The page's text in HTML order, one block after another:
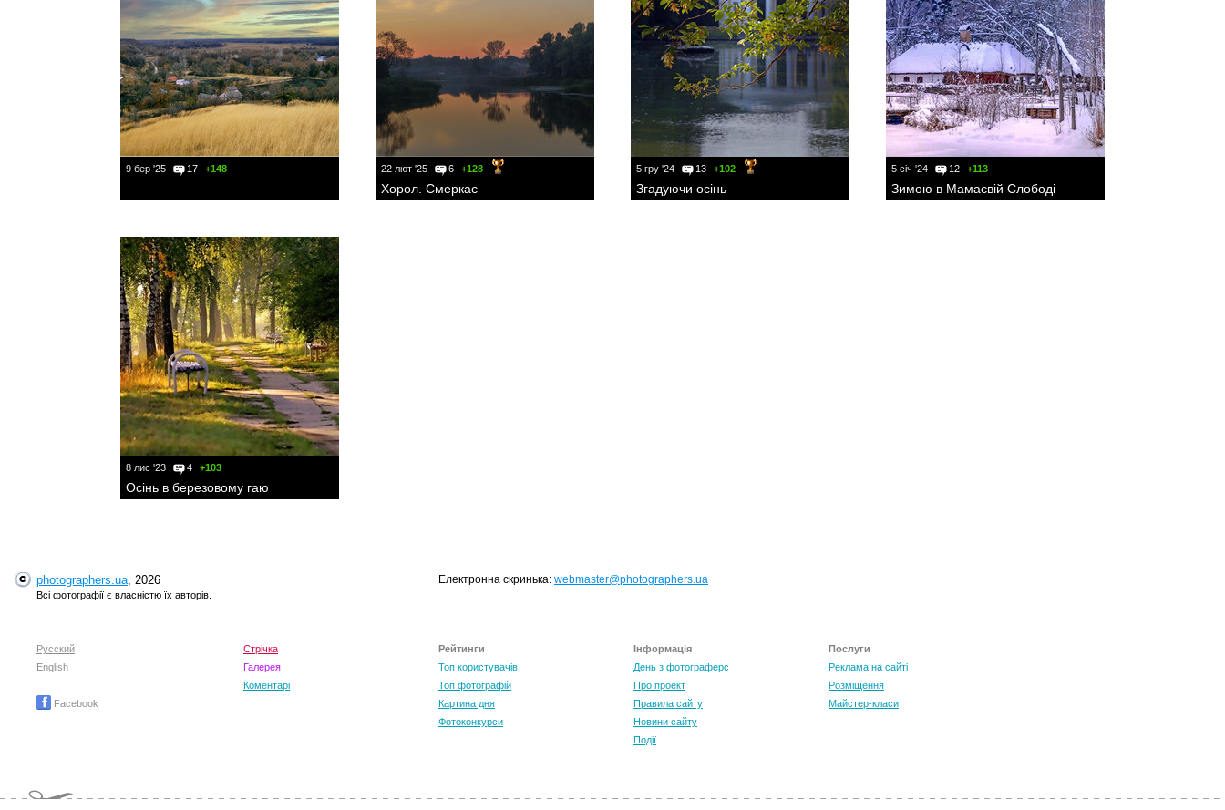
9 бер '25 17 +148 22 лют '25 6 +128
Хорол. Смеркає
5 гру '24 13 +102
Згадуючи осінь
5 січ '24 12 +113
Зимою в Мамаєвій Слободі
8 лис '23 4 +103
Осінь в березовому гаю
photographers.ua, 2026
Всі фотографії є власністю їх авторів.
Електронна скринька: webmaster@photographers.ua
Русский
English
Facebook
Стрічка
Галерея
Коментарі
Рейтинги
Топ користувачів
Топ фотографій
Картина дня
Фотоконкурси
Інформація
День з фотограферс
Про проект
Правила сайту
Новини сайту
Події
Послуги
Реклама на сайті
Розміщення
Майстер-класи